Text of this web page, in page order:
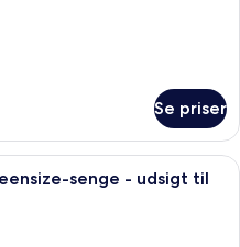
Se priser
Et hotelværelse med to senge, et
senge - udsigt til